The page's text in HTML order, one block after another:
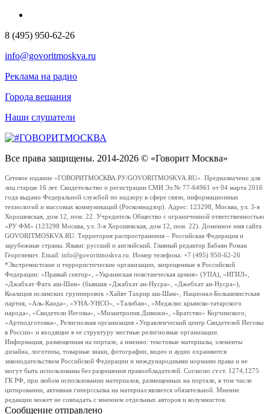
8 (495) 950-62-26
info@govoritmoskva.ru
Реклама на радио
Города вещания
Наши слушатели
Все права защищены. 2014-2026 © «Говорит Москва»
Сетевое издание «ГОВОРИТМОСКВА.РУ/GOVORITMOSKVA.RU». Предназначено для
лиц старше 16 лет. Свидетельство о регистрации СМИ Эл № 77-64961 от 04 марта 2016
года выдано Федеральной службой по надзору в сфере связи, информационных
технологий и массовых коммуникаций (Роскомнадзор). Адрес: 123298, Москва, ул. 3-я
Хорошевская, дом 12, пом. 22. Учредитель Общество с ограниченной ответственностью
«РУ ФМ» (123298 Москва, ул. 3-я Хорошевская, дом 12, пом. 22). Доменное имя сайта
GOVORITMOSKVA.RU. Территория распространения – Российская Федерация и
зарубежные страны. Языки: русский и английский. Главный редактор Бабаян Роман
Георгиевич. Email: info@govoritmoskva.ru. Номер телефона: +7 (495) 950-62-26
*Экстремистские и террористические организации, запрещенные в Российской
Федерации: «Правый сектор», «Украинская повстанческая армия» (УПА), «ИГИЛ»,
«Джабхат Фатх аш-Шам» (бывшая «Джабхат ан-Нусра», «Джебхат ан-Нусра»),
Коалиция исламских группировок «Хайят Тахрир аш-Шам», Национал-Большевистская
партия, «Аль-Каида», «УНА-УНСО», «Талибан», «Меджлис крымско-татарского
народа», «Свидетели Иеговы», «Мизантропик Дивижн», «Братство» Корчинского,
«Артподготовка», Религиозная организация «Управленческий центр Свидетелей Иеговы
в России» и входящие в ее структуру местные религиозные организации.
Информация, размещенная на портале, а именно: текстовые материалы, элементы
дизайна, логотипы, товарные знаки, фотографии, видео и аудио охраняются
законодательством Российской Федерации и международными нормами права и не
могут быть использованы без разрешения правообладателей. Согласно ст.ст. 1274,1275
ГК РФ, при любом использовании материалов, размещенных на портале, в том числе
цитировании, активная гиперссылка на материал является обязательной. Мнение
редакции может не совпадать с мнением отдельных авторов и колумнистов.
Сообщение отправлено